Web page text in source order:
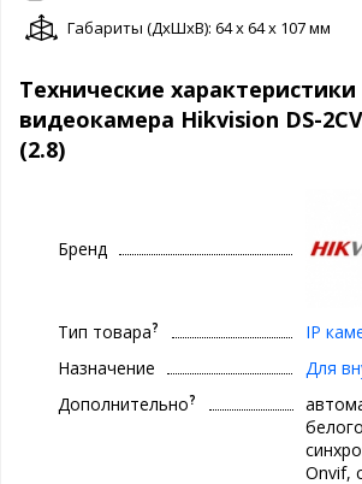
Габариты (ДxШxВ): 64 x 64 x 107 мм
Технические характеристики
видеокамера Hikvision DS-
(2.8)
Бренд
Тип товара?
IP
Назначение
Для
Дополнительно?
Onvif,